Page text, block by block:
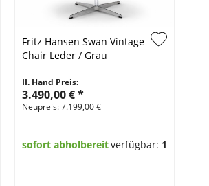
Fritz Hansen Swan Vintage
Chair Leder / Grau
II. Hand Preis:
3.490,00 €*
Neupreis: 7.199,00 €
sofort abholbereitverfügbar: 1